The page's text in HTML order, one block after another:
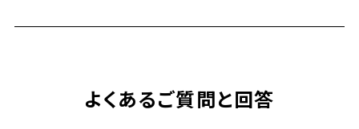
よくあるご質問と回答